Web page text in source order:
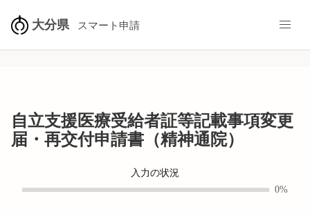
大分県 スマート申請
自立支援医療受給者証等記載事項変更
届・再交付申請書（精神通院）
入力の状況
0%